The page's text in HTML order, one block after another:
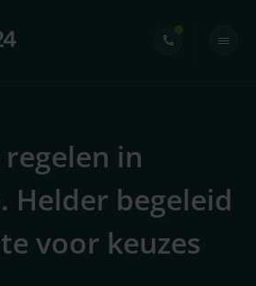
in
Helder begeleid
voor keuzes